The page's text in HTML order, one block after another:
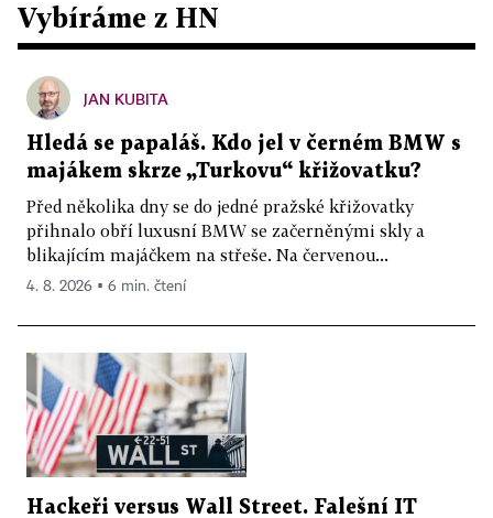
Vybíráme z HN
JAN KUBITA
Hledá se papaláš. Kdo jel v černém BMW s
majákem skrze „Turkovu“ křižovatku?
Před několika dny se do jedné pražské křižovatky
přihnalo obří luxusní BMW se začerněnými skly a
blikajícím majáčkem na střeše. Na červenou...
4. 8. 2026 ▪ 6 min. čtení
Hackeři versus Wall Street. Falešní IT